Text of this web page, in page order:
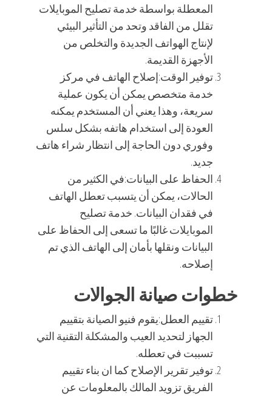
المعطلة بواسطة خدمة تصليح الموبايلات
تقلل من الفاقد وتحد من التأثير البيئي
لإنتاج الهواتف الجديدة والتخلص من
الأجهزة القديمة.
توفير الوقت:إصلاح الهاتف في مركز
خدمة متخصص يمكن أن يكون عملية
سريعة، وهذا يعني أن المستخدم يمكنه
العودة إلى استخدام هاتفه بشكل سلس
وفوري دون الحاجة إلى انتظار شراء هاتف
جديد.
الحفاظ على البيانات:في الكثير من
الحالات، يمكن أن يتسبب تعطل الهاتف
في فقدان البيانات. خدمة تصليح
الموبايلات غالبًا ما تسعى إلى الحفاظ على
البيانات ونقلها بأمان إلى الهاتف الذي تم
إصلاحه.
خطوات صيانة الجوالات
تقييم العطل:يقوم فنيو الصيانة بتقييم
الجهاز لتحديد العيب والمشكلة التقنية التي
تسببت في تعطله.
توفير تقرير الإصلاح كما ان بناء تقييم
الفريق تزويد المالك بالمعلومات عن